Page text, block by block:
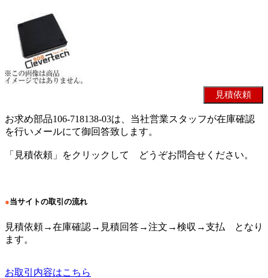
お求め部品106-718138-03は、当社営業スタッフが在庫確認
を行いメールにて御回答致します。
「見積依頼」をクリックして どうぞお問合せください。
●当サイトの取引の流れ
見積依頼→在庫確認→見積回答→注文→検収→支払 となり
ます。
お取引内容はこちら